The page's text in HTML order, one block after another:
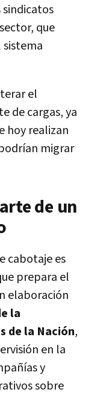
sindicatos
que
el
de cargas, ya
hoy realizan
migrar
de un
cabotaje es
prepara el
elaboración
la
de la Nación,
en la
y
sobre